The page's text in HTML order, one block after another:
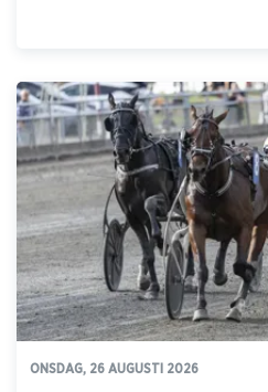
ONSDAG, 26 AUGUSTI 2026